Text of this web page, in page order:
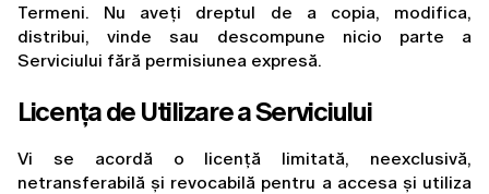
Termeni. Nu aveți dreptul de a copia, modifica,
distribui, vinde sau descompune nicio parte a
Serviciului fără permisiunea expresă.
Licența de Utilizare a Serviciului
Vi se acordă o licență limitată, neexclusivă,
netransferabilă și revocabilă pentru a accesa și utiliza